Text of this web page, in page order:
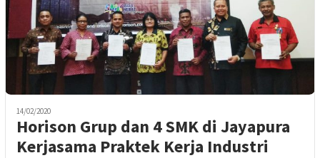
14/02/2020
Horison Grup dan 4 SMK di Jayapura
Kerjasama Praktek Kerja Industri